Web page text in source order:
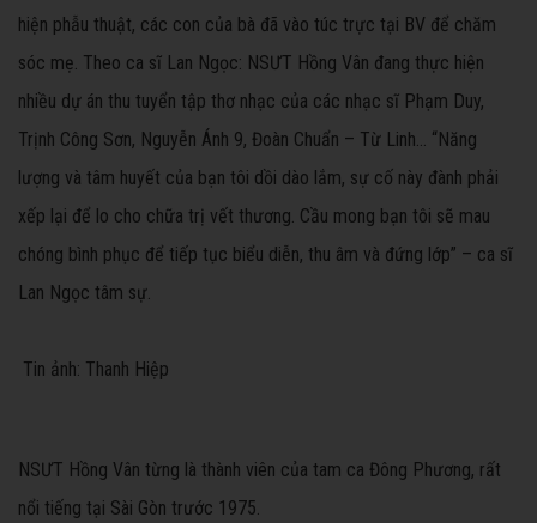
hiện phẫu thuật, các con của bà đã vào túc trực tại BV để chăm
sóc mẹ. Theo ca sĩ Lan Ngọc: NSƯT Hồng Vân đang thực hiện
nhiều dự án thu tuyển tập thơ nhạc của các nhạc sĩ Phạm Duy,
Trịnh Công Sơn, Nguyễn Ánh 9, Đoàn Chuẩn – Từ Linh… “Năng
lượng và tâm huyết của bạn tôi dồi dào lắm, sự cố này đành phải
xếp lại để lo cho chữa trị vết thương. Cầu mong bạn tôi sẽ mau
chóng bình phục để tiếp tục biểu diễn, thu âm và đứng lớp” – ca sĩ
Lan Ngọc tâm sự.
Tin ảnh: Thanh Hiệp
NSƯT Hồng Vân từng là thành viên của tam ca Đông Phương, rất
nổi tiếng tại Sài Gòn trước 1975.